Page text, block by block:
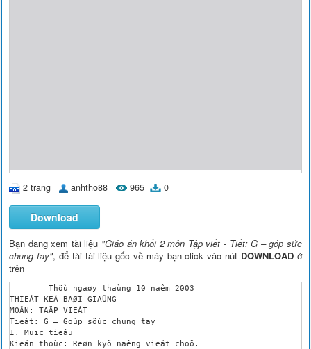
2 trang anhtho88 965 0
Download
Bạn đang xem tài liệu "Giáo án khối 2 môn Tập viết - Tiết: G – góp sức
chung tay", để tải tài liệu gốc về máy bạn click vào nút DOWNLOADở
trên
	Thöù ngaøy thaùng 10 naêm 2003
THIEÁT KEÁ BAØI GIAÛNG
MOÂN: TAÄP VIEÁT
Tieát: G – Goùp söùc chung tay
I. Muïc tieâu
Kieán thöùc: Reøn kyõ naêng vieát chöõ.